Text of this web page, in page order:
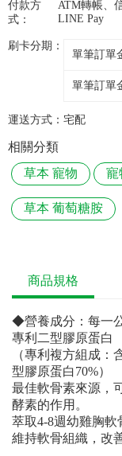
付款方
式：
ATM轉帳、
LINE Pay
刷卡分期：
單筆訂單
單筆訂單
運送方式： 宅配
相關分類
草本 寵物
寵
草本 葡萄糖胺
商品規格
◆營養成分：每一
專利二型膠原蛋白
（專利複方組成：
型膠原蛋白70%）
最佳軟骨素來源，
酵素的作用。
萃取4-8週幼雞胸軟
維持軟骨組織，改